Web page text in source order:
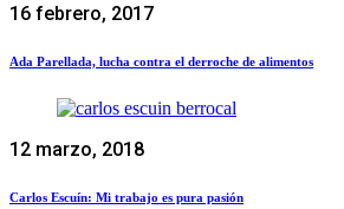
16 febrero, 2017
Ada Parellada, lucha contra el derroche de alimentos
12 marzo, 2018
Carlos Escuín: Mi trabajo es pura pasión